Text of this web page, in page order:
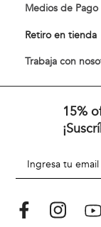
Medios de Pago
Retiro en tienda
Trabaja con
15%